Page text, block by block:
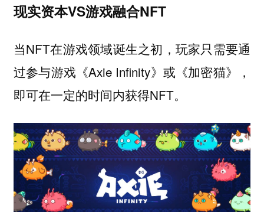
现实资本VS游戏融合NFT
当NFT在游戏领域诞生之初，玩家只需要通
过参与游戏《Axie Infinity》或《加密猫》，
即可在一定的时间内获得NFT。